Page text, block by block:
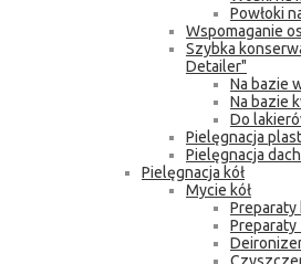
Powłoki
Wspomaganie
Szybka
Detailer"
Na bazie
Na bazie
Do
Pielęgnacja
Pielęgnacja
Pielęgnacja kół
Mycie kół
Preparaty